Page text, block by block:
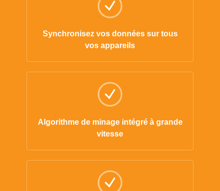
Synchronisez vos données sur tous
vos appareils
Algorithme de minage intégré à grande
vitesse